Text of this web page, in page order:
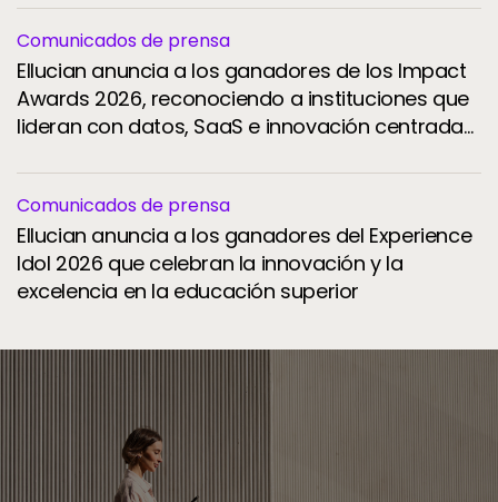
Comunicados de prensa
Ellucian anuncia a los ganadores de los Impact
Awards 2026, reconociendo a instituciones que
lideran con datos, SaaS e innovación centrada
Comunicados de prensa
Ellucian anuncia a los ganadores del Experience
Idol 2026 que celebran la innovación y la
excelencia en la educación superior